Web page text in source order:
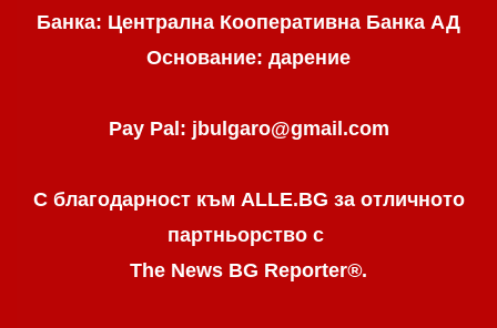
Банка: Централна Кооперативна Банка АД
Основание: дарение
Pay Pal: jbulgaro@gmail.com
С благодарност към ALLE.BG за отличното
партньорство с
The News BG Reporter®.